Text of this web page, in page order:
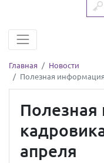
Главная
Новости
Полезная
апреля